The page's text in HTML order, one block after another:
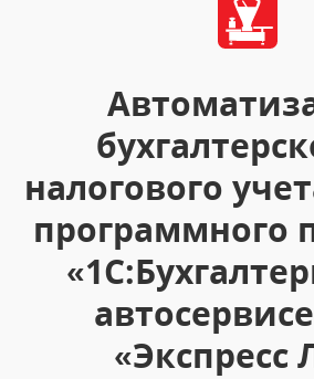
налогового
программного
«Экспресс